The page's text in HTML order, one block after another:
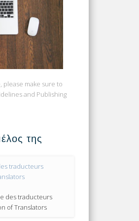
please make sure to
and Publishing
της
des traducteurs
of Translators